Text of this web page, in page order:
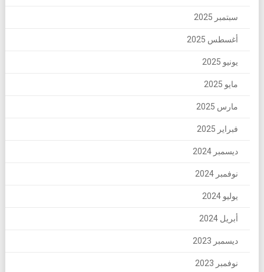
سبتمبر 2025
أغسطس 2025
يونيو 2025
مايو 2025
مارس 2025
فبراير 2025
ديسمبر 2024
نوفمبر 2024
يوليو 2024
أبريل 2024
ديسمبر 2023
نوفمبر 2023